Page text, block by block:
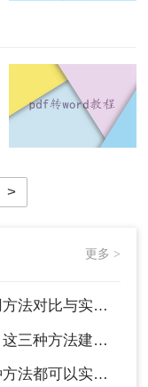
>
更多 >
南（附详细表格）！
方法建议收藏！
以实现批量转换